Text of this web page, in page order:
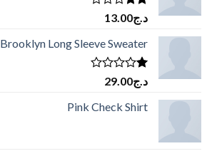
تم
التقييم
2.00
من
5
د.ج13.00
Brooklyn Long Sleeve Sweater
تم
التقييم
1.00
من
د.ج29.00
Pink Check Shirt